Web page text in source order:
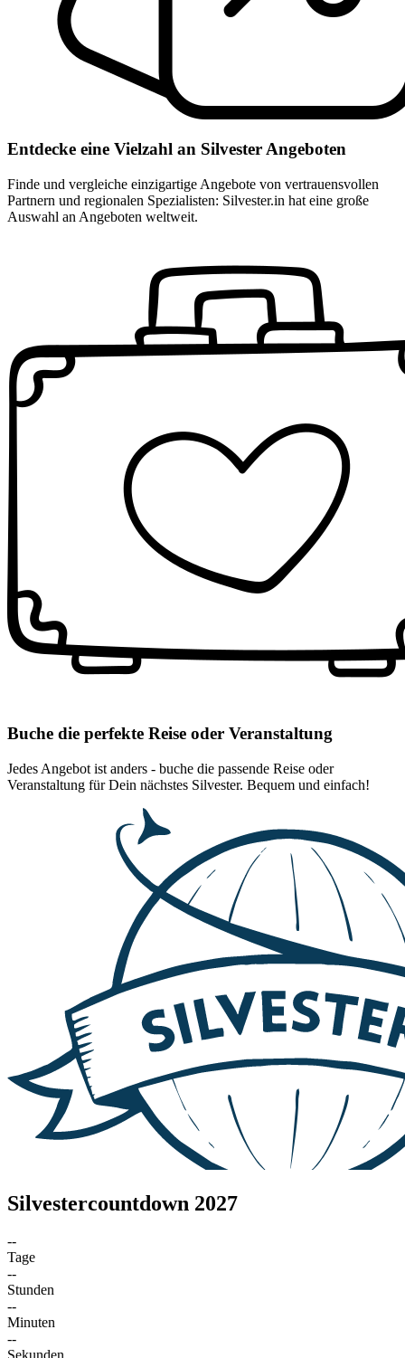
Entdecke eine Vielzahl an Silvester Angeboten
Finde und vergleiche einzigartige Angebote von vertrauensvollen
Partnern und regionalen Spezialisten: Silvester.in hat eine große
Auswahl an Angeboten weltweit.
Buche die perfekte Reise oder Veranstaltung
Jedes Angebot ist anders - buche die passende Reise oder
Veranstaltung für Dein nächstes Silvester. Bequem und einfach!
Silvestercountdown 2027
--
Tage
--
Stunden
--
Minuten
--